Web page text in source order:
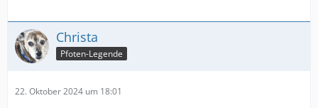
Christa
Pfoten-Legende
22. Oktober 2024 um 18:01